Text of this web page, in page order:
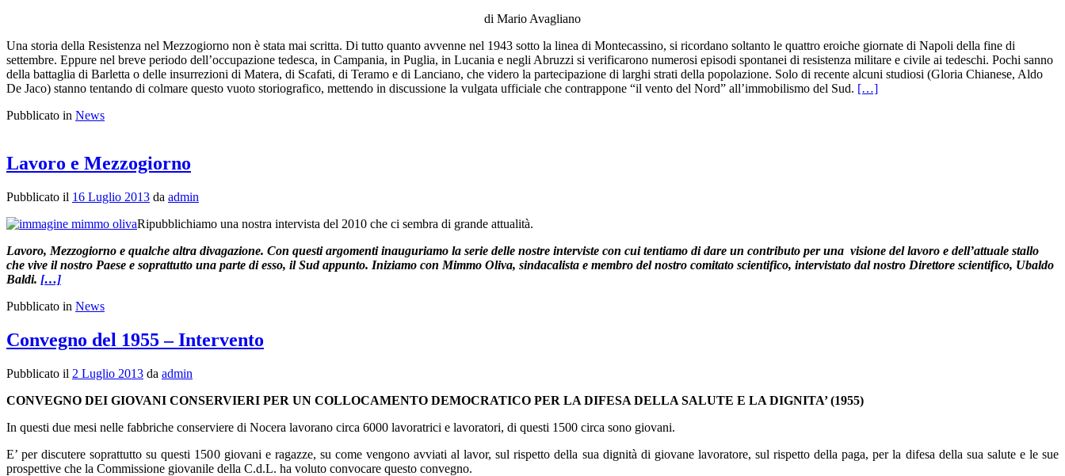
di Mario Avagliano
Una storia della Resistenza nel Mezzogiorno non è stata mai scritta. Di tutto quanto avvenne nel 1943 sotto la linea di Montecassino, si ricordano soltanto le quattro eroiche giornate di Napoli della fine di
settembre. Eppure nel breve periodo dell’occupazione tedesca, in Campania, in Puglia, in Lucania e negli Abruzzi si verificarono numerosi episodi spontanei di resistenza militare e civile ai tedeschi. Pochi sanno
della battaglia di Barletta o delle insurrezioni di Matera, di Scafati, di Teramo e di Lanciano, che videro la partecipazione di larghi strati della popolazione. Solo di recente alcuni studiosi (Gloria Chianese, Aldo
De Jaco) stanno tentando di colmare questo vuoto storiografico, mettendo in discussione la vulgata ufficiale che contrappone “il vento del Nord” all’immobilismo del Sud. […]
Pubblicato in News
Lavoro e Mezzogiorno
Pubblicato il 16 Luglio 2013 da admin
Ripubblichiamo una nostra intervista del 2010 che ci sembra di grande attualità.
Lavoro, Mezzogiorno e qualche altra divagazione. Con questi argomenti inauguriamo la serie delle nostre interviste con cui tentiamo di dare un contributo per una visione del lavoro e dell’attuale stallo
che vive il nostro Paese e soprattutto una parte di esso, il Sud appunto. Iniziamo con Mimmo Oliva, sindacalista e membro del nostro comitato scientifico, intervistato dal nostro Direttore scientifico, Ubaldo
Baldi. […]
Pubblicato in News
Convegno del 1955 – Intervento
Pubblicato il 2 Luglio 2013 da admin
CONVEGNO DEI GIOVANI CONSERVIERI PER UN COLLOCAMENTO DEMOCRATICO PER LA DIFESA DELLA SALUTE E LA DIGNITA’ (1955)
In questi due mesi nelle fabbriche conserviere di Nocera lavorano circa 6000 lavoratrici e lavoratori, di questi 1500 circa sono giovani.
E’ per discutere soprattutto su questi 1500 giovani e ragazze, su come vengono avviati al lavor, sul rispetto della sua dignità di giovane lavoratore, sul rispetto della paga, per la difesa della sua salute e le sue
prospettive che la Commissione giovanile della C.d.L. ha voluto convocare questo convegno.